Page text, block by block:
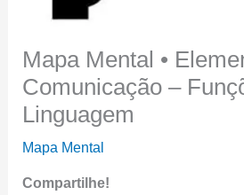
Mapa Mental •
Comunicação –
Linguagem
Mapa Mental
Compartilhe!